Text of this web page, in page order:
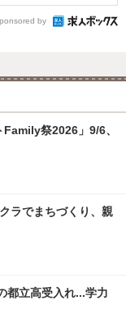
by
祭2026」9/6、
ラでまちづくり、親
都立高受入れ...学力